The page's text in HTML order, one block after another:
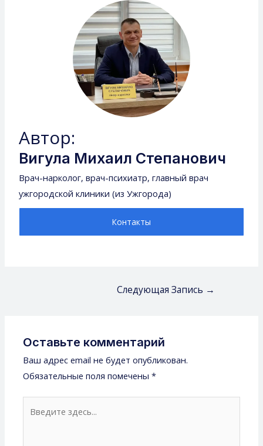
Автор:
Вигула Михаил Степанович
Врач-нарколог, врач-психиатр, главный врач
ужгородской клиники (из Ужгорода)
Контакты
Следующая Запись →
Оставьте комментарий
Ваш адрес email не будет опубликован.
Обязательные поля помечены*